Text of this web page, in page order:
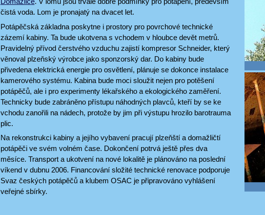
čistá voda. Lom je pronajatý na dvacet let.
Potápěčská základna poskytne i prostory pro povrchové technické
zázemí kabiny. Ta bude ukotvena s vchodem v hloubce devět metrů.
Pravidelný přívod čerstvého vzduchu zajistí kompresor Schneider, který
věnoval plzeňský výrobce jako sponzorský dar. Do kabiny bude
přivedena elektrická energie pro osvětlení, plánuje se dokonce instalace
kamerového systému. Kabina bude moci sloužit nejen pro potěšení
potápěčů, ale i pro experimenty lékařského a ekologického zaměření.
Technicky bude zabráněno přístupu náhodných plavců, kteří by se ke
vchodu zanořili na nádech, protože by jim při výstupu hrozilo barotrauma
plic.
Na rekonstrukci kabiny a jejího vybavení pracují plzeňští a domažličtí
potápěči ve svém volném čase. Dokončení potrvá ještě přes dva
měsíce. Transport a ukotvení na nové lokalitě je plánováno na poslední
víkend v dubnu 2006. Financování složité technické renovace podporuje
Svaz českých potápěčů a klubem OSAC je připravováno vyhlášení
veřejné sbírky.